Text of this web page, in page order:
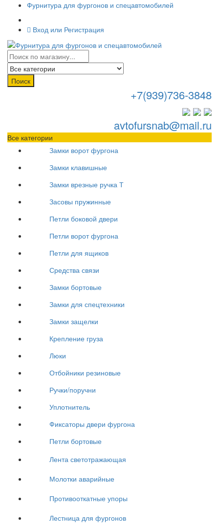
Фурнитура для фургонов и спецавтомобилей
Вход или Регистрация
Поиск
+7(939)736-3848
avtofursnab@mail.ru
Все категории
Замки ворот фургона
Замки клавишные
Замки врезные ручка Т
Засовы пружинные
Петли боковой двери
Петли ворот фургона
Петли для ящиков
Средства связи
Замки бортовые
Замки для спецтехники
Замки защелки
Крепление груза
Люки
Отбойники резиновые
Ручки/поручни
Уплотнитель
Фиксаторы двери фургона
Петли бортовые
Лента светотражающая
Молотки аварийные
Противооткатные упоры
Лестница для фургонов